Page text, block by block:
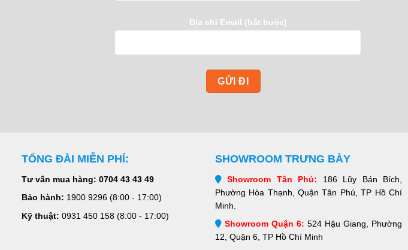
Địa chỉ Email (bắt buộc)
TỔNG ĐÀI MIỄN PHÍ:
Tư vấn mua hàng: 0704 43 43 49
Bảo hành: 1900 9296 (8:00 - 17:00)
Kỹ thuật: 0931 450 158(8:00 - 17:00)
SHOWROOM TRƯNG BÀY
Showroom Tân Phú: 186 Lũy Bán Bích,
Phường Hòa Thạnh, Quận Tân Phú, TP Hồ Chí
Minh.
Showroom Quận 6: 524 Hậu Giang, Phường
12, Quận 6, TP Hồ Chí Minh